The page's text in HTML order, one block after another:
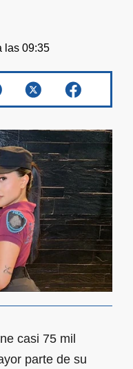
las 09:35
casi 75 mil
parte de su